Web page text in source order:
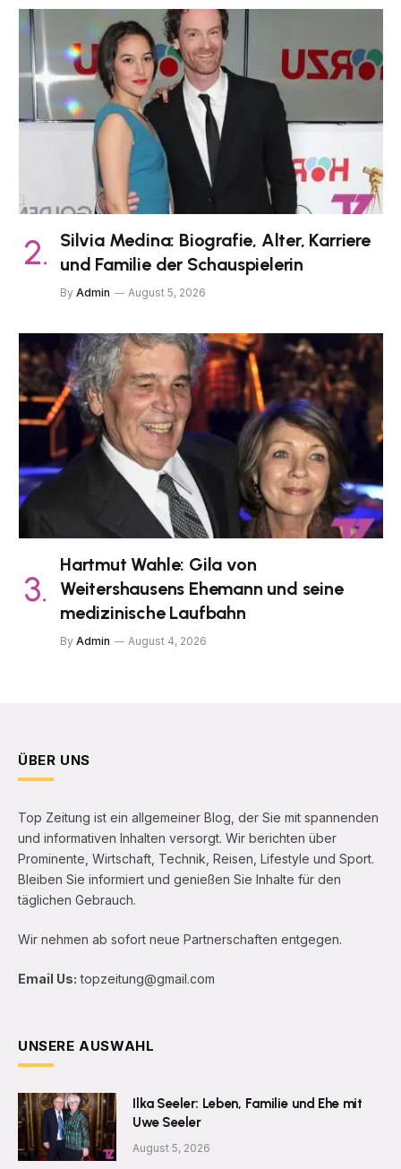
Silvia Medina: Biografie, Alter, Karriere
und Familie der Schauspielerin
By Admin August 5, 2026
Hartmut Wahle: Gila von
Weitershausens Ehemann und seine
medizinische Laufbahn
By Admin August 4, 2026
ÜBER UNS
Top Zeitung ist ein allgemeiner Blog, der Sie mit spannenden
und informativen Inhalten versorgt. Wir berichten über
Prominente, Wirtschaft, Technik, Reisen, Lifestyle und Sport.
Bleiben Sie informiert und genießen Sie Inhalte für den
täglichen Gebrauch.
Wir nehmen ab sofort neue Partnerschaften entgegen.
Email Us: topzeitung@gmail.com
UNSERE AUSWAHL
Ilka Seeler: Leben, Familie und Ehe mit
Uwe Seeler
August 5, 2026